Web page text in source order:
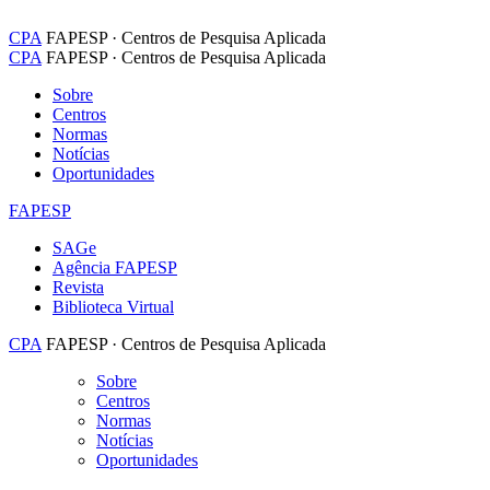
CPA FAPESP · Centros de Pesquisa Aplicada
CPA FAPESP · Centros de Pesquisa Aplicada
Sobre
Centros
Normas
Notícias
Oportunidades
FAPESP
SAGe
Agência FAPESP
Revista
Biblioteca Virtual
CPA FAPESP · Centros de Pesquisa Aplicada
Sobre
Centros
Normas
Notícias
Oportunidades